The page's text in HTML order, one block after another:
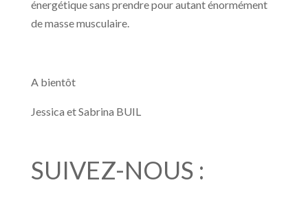
énergétique sans prendre pour autant énormément
de masse musculaire.
A bientôt
Jessica et Sabrina BUIL
SUIVEZ-NOUS :